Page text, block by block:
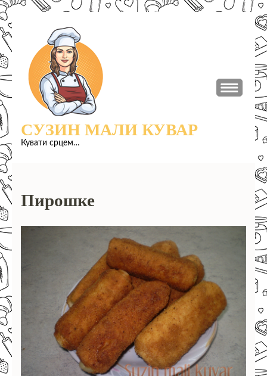
до
садржаја
(притисни
Ентер)
СУЗИН МАЛИ КУВАР
Кувати срцем…
Пирошке